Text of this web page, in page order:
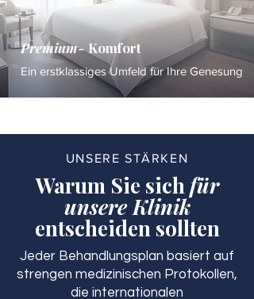
Premium-Komfort
Ein erstklassiges Umfeld für Ihre Genesung
UNSERE STÄRKEN
Warum Sie sichfür
unsere Klinik
entscheiden sollten
Jeder Behandlungsplan basiert auf
strengen medizinischen Protokollen,
die internationalen